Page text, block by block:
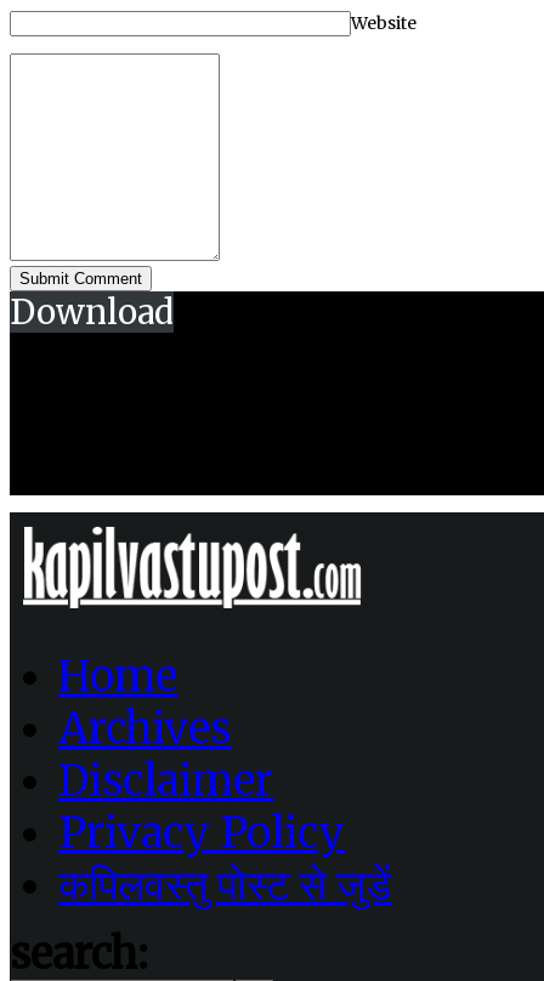
Website
Download
Home
Archives
Disclaimer
Privacy Policy
कपिलवस्तु पोस्ट से जुडें
search: